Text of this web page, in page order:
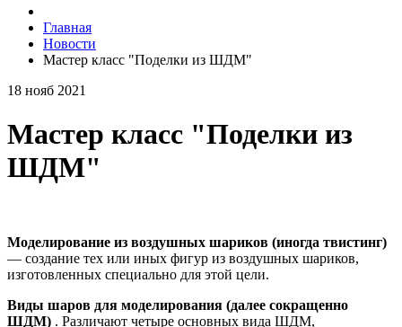
Главная
Новости
Мастер класс "Поделки из ШДМ"
18 нояб 2021
Мастер класс "Поделки из
ШДМ"
Моделирование из воздушных шариков (иногда твистинг)
— создание тех или иных фигур из воздушных шариков,
изготовленных специально для этой цели.
Виды шаров для моделирования (далее сокращенно
ШДМ) . Различают четыре основных вида ШДМ,